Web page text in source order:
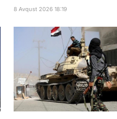
8 Avqust 2026 18:19